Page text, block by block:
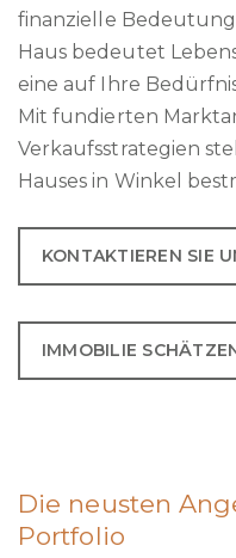
finanzielle Bedeutung
Haus bedeutet
eine auf Ihre
Mit fundierten
Verkaufsstrategien
Hauses in Winkel
KONTAKTIEREN SIE
IMMOBILIE
Die neusten
Portfolio